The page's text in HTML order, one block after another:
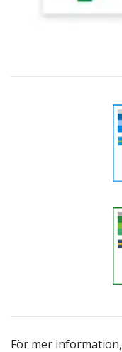
För mer information,